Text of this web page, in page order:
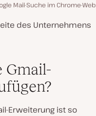
Mail-Suche im Chrome-
des Unternehmens
Gmail-
Erweiterung ist so